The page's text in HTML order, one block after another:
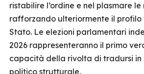
ristabilire l’ordine e nel plasmare
rafforzando ulteriormente il
Stato. Le elezioni parlamentari
2026 rappresenteranno il primo
capacità della rivolta di tradursi in
politico strutturale.